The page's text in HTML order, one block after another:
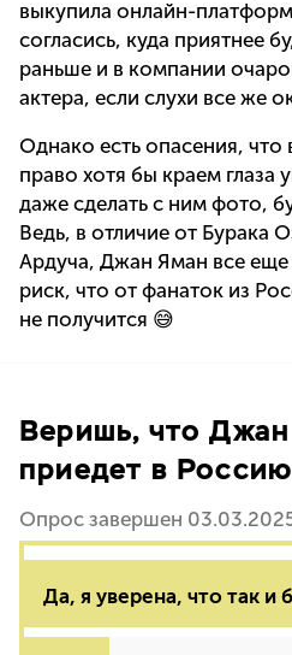
выкупила онлайн-
согласись, куда приятнее
раньше и в компании
актера, если слухи все же
Однако есть опасения, что
право хотя бы краем глаза
даже сделать с ним фото,
Ведь, в отличие от Бурака
Ардуча, Джан Яман все еще
риск, что от фанаток из
не получится 😅
Веришь, что
приедет в
Опрос завершен
Да, я уверена, что так и